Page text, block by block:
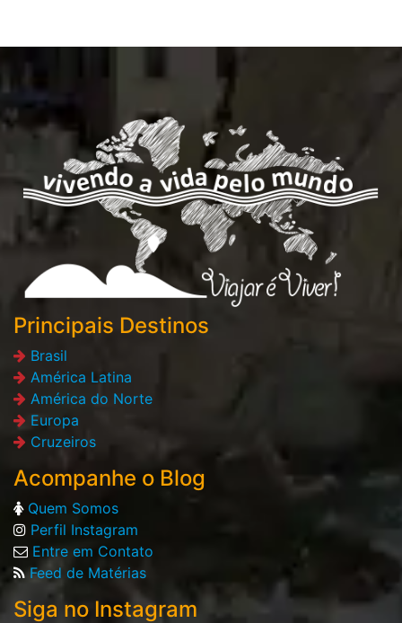
Principais Destinos
Brasil
América Latina
América do Norte
Europa
Cruzeiros
Acompanhe o Blog
Quem Somos
Perfil Instagram
Entre em Contato
Feed de Matérias
Siga no Instagram